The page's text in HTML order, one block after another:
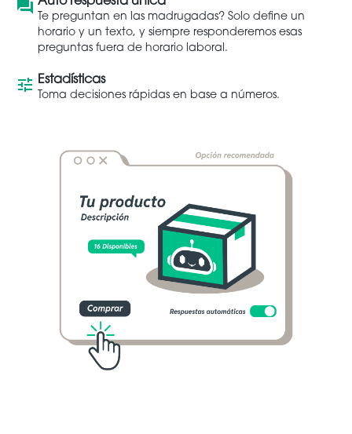
Te preguntan en las madrugadas? Solo define un
horario y un texto, y siempre responderemos esas
preguntas fuera de horario laboral.
Estadísticas
Toma decisiones rápidas en base a números.